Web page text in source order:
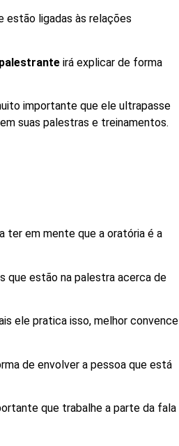
estão ligadas às relações
palestrante irá explicar de forma
importante que ele ultrapasse
suas palestras e treinamentos.
ter em mente que a oratória é a
que estão na palestra acerca de
ele pratica isso, melhor convence
de envolver a pessoa que está
que trabalhe a parte da fala